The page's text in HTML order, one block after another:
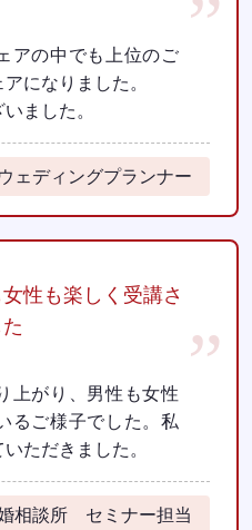
アの中でも上位のご
になりました。
ました。
ウェディングプランナー
性も楽しく受講さ
上がり、男性も女性
るご様子でした。私
ただきました。
相談所 セミナー担当